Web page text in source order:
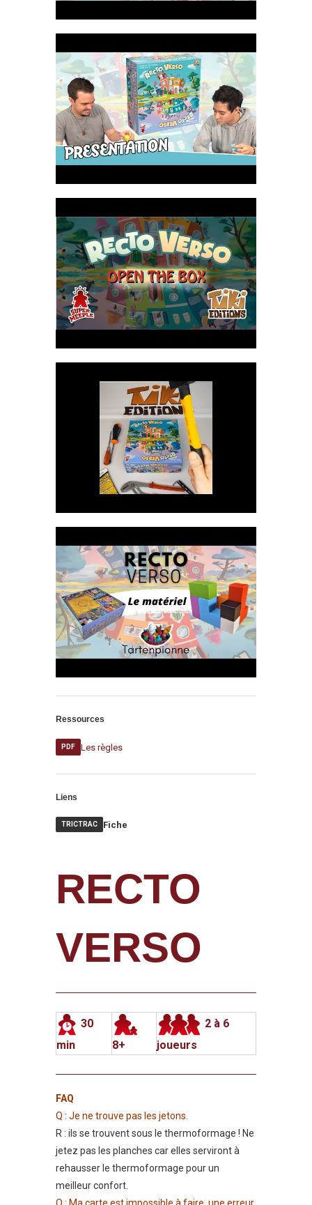
Ressources
PDF Les règles
Liens
TRICTRAC Fiche
RECTO
VERSO
30
min
8+
2 à 6
joueurs
FAQ
Q : Je ne trouve pas les jetons.
R : ils se trouvent sous le thermoformage ! Ne
jetez pas les planches car elles serviront à
rehausser le thermoformage pour un
meilleur confort.